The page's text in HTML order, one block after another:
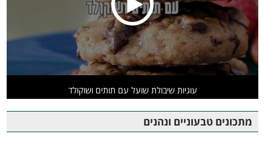
עוגיות שיבולת שועל עם תותים ושוקולד
מתכונים טבעוניים ונהנים